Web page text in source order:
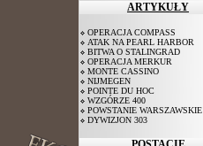
ARTYKUŁY
OPERACJA COMPASS
ATAK NA PEARL HARBOR
BITWA O STALINGRAD
OPERACJA MERKUR
MONTE CASSINO
NIJMEGEN
POINTE DU HOC
WZGÓRZE 400
POWSTANIE WARSZAWSKIE
DYWIZJON 303